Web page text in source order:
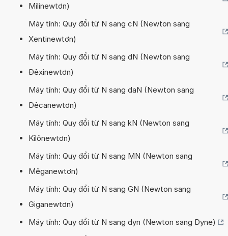
Milinewtơn)
Máy tính: Quy đổi từ N sang cN (Newton sang
Xentinewtơn)
Máy tính: Quy đổi từ N sang dN (Newton sang
Đêxinewtơn)
Máy tính: Quy đổi từ N sang daN (Newton sang
Dêcanewtơn)
Máy tính: Quy đổi từ N sang kN (Newton sang
Kilônewtơn)
Máy tính: Quy đổi từ N sang MN (Newton sang
Mêganewtơn)
Máy tính: Quy đổi từ N sang GN (Newton sang
Giganewtơn)
Máy tính: Quy đổi từ N sang dyn (Newton sang Dyne)